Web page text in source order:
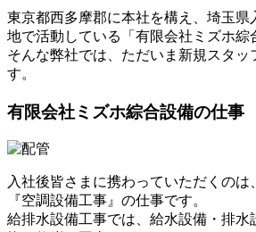
東京都西多摩郡に本社を構え、埼玉県
地で活動している「有限会社ミズホ綜
そんな弊社では、ただいま新規スタッ
す。
有限会社ミズホ綜合設備の仕事
入社後皆さまに携わっていただくのは
『空調設備工事』の仕事です。
給排水設備工事では、給水設備・排水